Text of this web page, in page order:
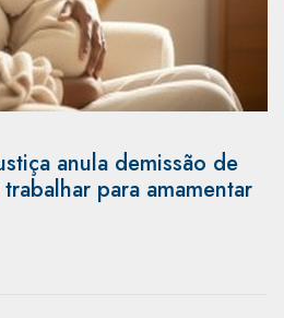
anula demissão de
para amamentar